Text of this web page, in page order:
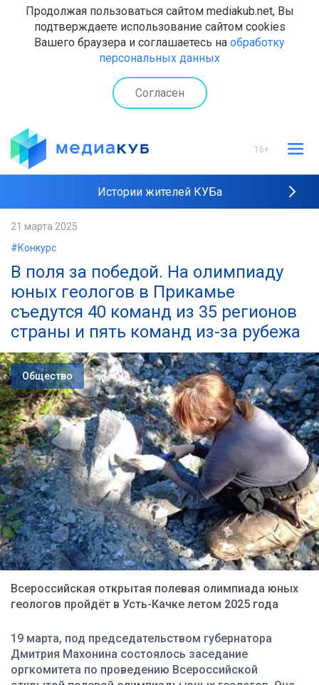
Продолжая пользоваться сайтом mediakub.net, Вы
подтверждаете использование сайтом cookies
Вашего браузера и соглашаетесь на обработку
персональных данных
Согласен
16+
Истории жителей КУБа
Наши интервью
21 марта 2025
#Конкурс
В поля за победой. На олимпиаду
юных геологов в Прикамье
съедутся 40 команд из 35 регионов
страны и пять команд из-за рубежа
Общество
Всероссийская открытая полевая олимпиада юных
геологов пройдёт в Усть-Качке летом 2025 года
19 марта, под председательством губернатора
Дмитрия Махонина состоялось заседание
оргкомитета по проведению Всероссийской